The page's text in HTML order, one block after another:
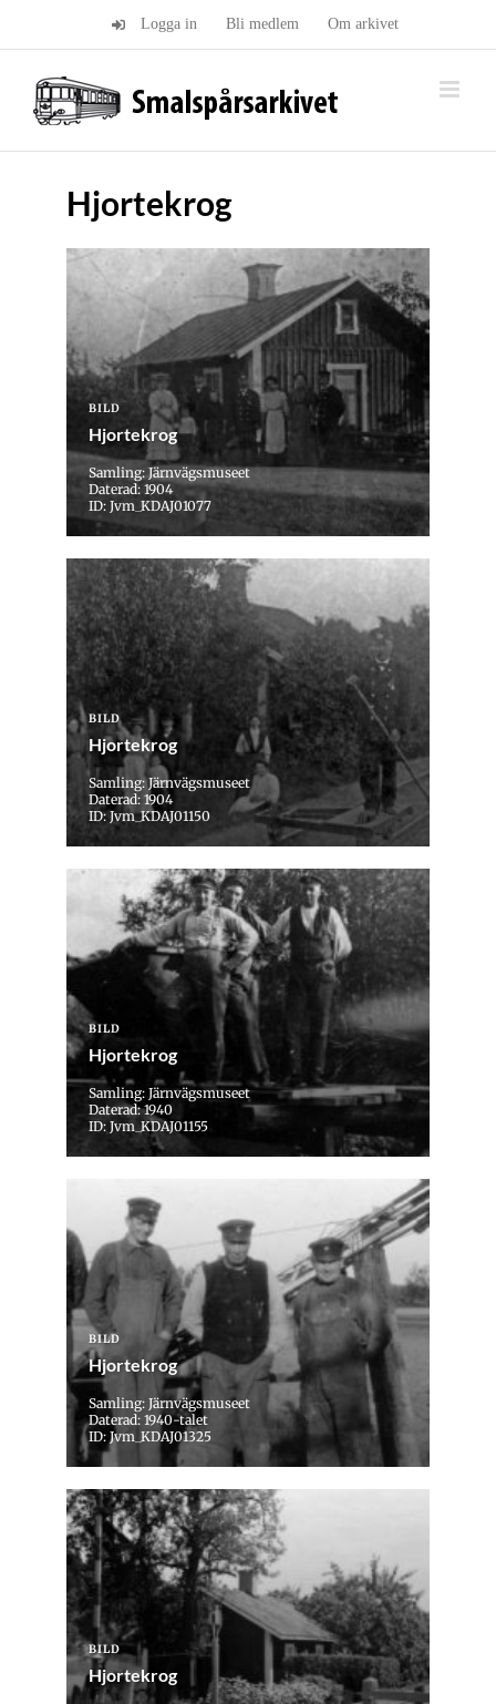
Logga in Bli medlem Om arkivet
Hjortekrog
BILD
Hjortekrog
Samling: Järnvägsmuseet
Daterad: 1904
ID: Jvm_KDAJ01077
BILD
Hjortekrog
Samling: Järnvägsmuseet
Daterad: 1904
ID: Jvm_KDAJ01150
BILD
Hjortekrog
Samling: Järnvägsmuseet
Daterad: 1940
ID: Jvm_KDAJ01155
BILD
Hjortekrog
Samling: Järnvägsmuseet
Daterad: 1940-talet
ID: Jvm_KDAJ01325
BILD
Hjortekrog